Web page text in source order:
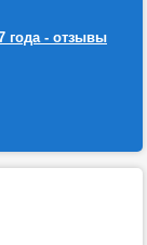
года - отзывы